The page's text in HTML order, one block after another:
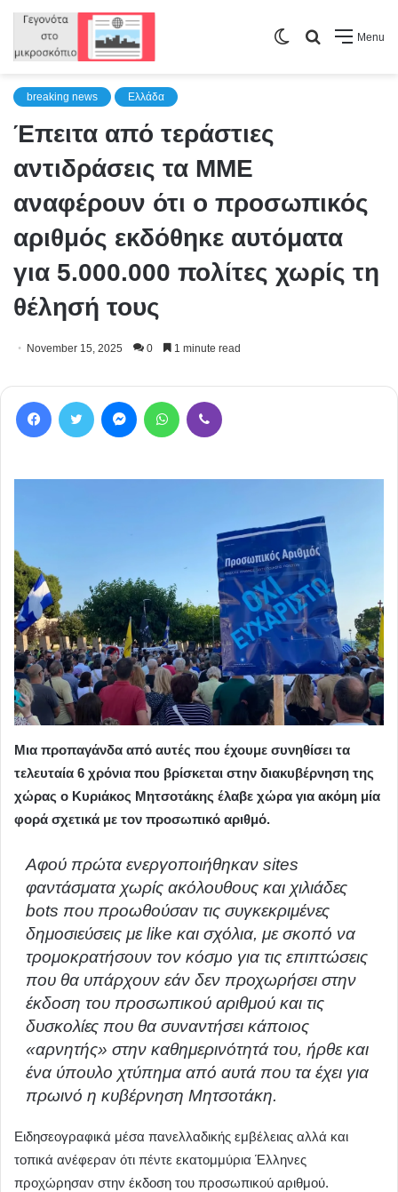
Menu
Search
Switch
breaking news Ελλάδα
Έπειτα από τεράστιες
αντιδράσεις τα ΜΜΕ
αναφέρουν ότι ο προσωπικός
αριθμός εκδόθηκε αυτόματα
για 5.000.000 πολίτες χωρίς τη
θέλησή τους
November 15, 2025 0 1 minute read
Facebook Twitter MessengerWhatsApp
Μια προπαγάνδα από αυτές που έχουμε συνηθίσει τα
τελευταία 6 χρόνια που βρίσκεται στην διακυβέρνηση της
χώρας ο Κυριάκος Μητσοτάκης έλαβε χώρα για ακόμη μία
φορά σχετικά με τον προσωπικό αριθμό.
Αφού πρώτα ενεργοποιήθηκαν sites
φαντάσματα χωρίς ακόλουθους και χιλιάδες
bots που προωθούσαν τις συγκεκριμένες
δημοσιεύσεις με like και σχόλια, με σκοπό να
τρομοκρατήσουν τον κόσμο για τις επιπτώσεις
που θα υπάρχουν εάν δεν προχωρήσει στην
έκδοση του προσωπικού αριθμού και τις
δυσκολίες που θα συναντήσει κάποιος
«αρνητής» στην καθημερινότητά του, ήρθε και
ένα ύπουλο χτύπημα από αυτά που τα έχει για
πρωινό η κυβέρνηση Μητσοτάκη.
Ειδησεογραφικά μέσα πανελλαδικής εμβέλειας αλλά και
τοπικά ανέφεραν ότι πέντε εκατομμύρια Έλληνες
προχώρησαν στην έκδοση του προσωπικού αριθμού.